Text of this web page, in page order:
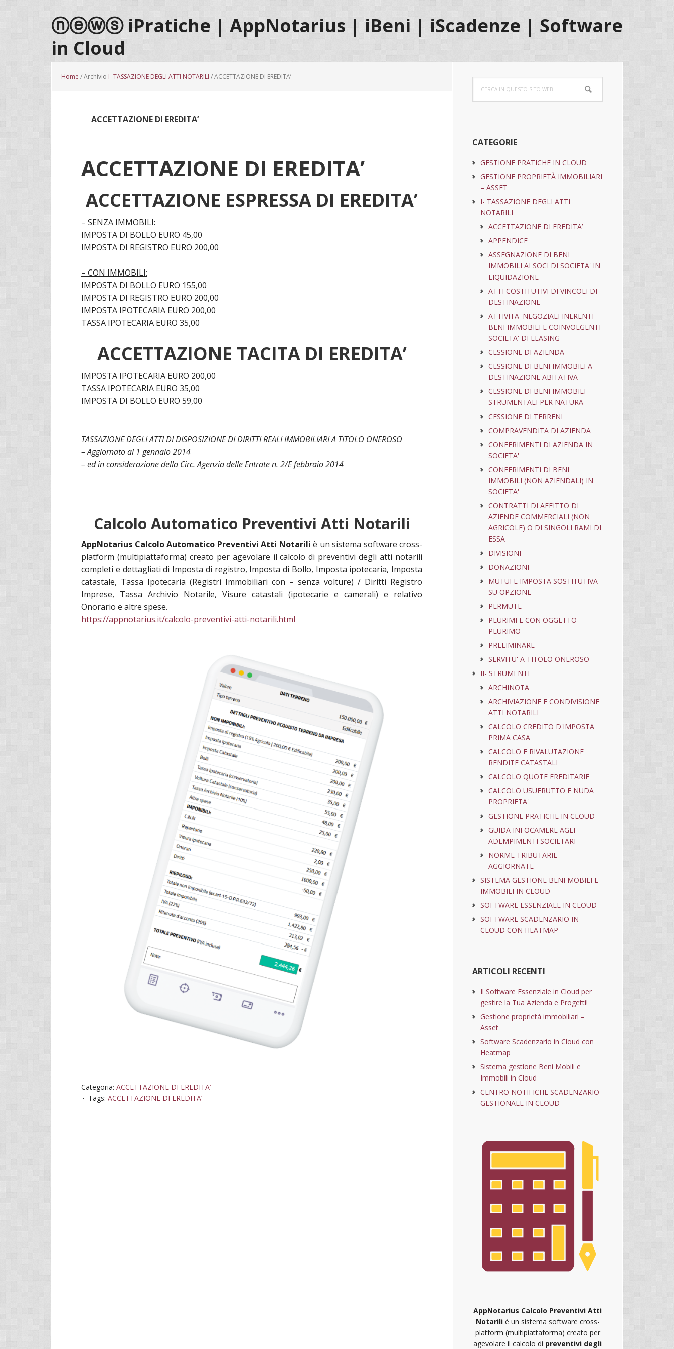
al
contenuto
principale
alla
barra
laterale
primaria
al
piè
di
pagina
ⓝⓔⓦⓢ iPratiche | AppNotarius | iBeni | iScadenze | Software
in Cloud
Home / Archivio I- TASSAZIONE DEGLI ATTI NOTARILI / ACCETTAZIONE DI EREDITA’
ACCETTAZIONE DI EREDITA’
ACCETTAZIONE DI EREDITA’
ACCETTAZIONE ESPRESSA DI EREDITA’
– SENZA IMMOBILI:
IMPOSTA DI BOLLO EURO 45,00
IMPOSTA DI REGISTRO EURO 200,00
– CON IMMOBILI:
IMPOSTA DI BOLLO EURO 155,00
IMPOSTA DI REGISTRO EURO 200,00
IMPOSTA IPOTECARIA EURO 200,00
TASSA IPOTECARIA EURO 35,00
ACCETTAZIONE TACITA DI EREDITA’
IMPOSTA IPOTECARIA EURO 200,00
TASSA IPOTECARIA EURO 35,00
IMPOSTA DI BOLLO EURO 59,00
TASSAZIONE DEGLI ATTI DI DISPOSIZIONE DI DIRITTI REALI IMMOBILIARI A TITOLO ONEROSO
– Aggiornato al 1 gennaio 2014
– ed in considerazione della Circ. Agenzia delle Entrate n. 2/E febbraio 2014
Calcolo Automatico Preventivi Atti Notarili
AppNotarius Calcolo Automatico Preventivi Atti Notarili è un sistema software cross-
platform (multipiattaforma) creato per agevolare il calcolo di preventivi degli atti notarili
completi e dettagliati di Imposta di registro, Imposta di Bollo, Imposta ipotecaria, Imposta
catastale, Tassa Ipotecaria (Registri Immobiliari con – senza volture) / Diritti Registro
Imprese, Tassa Archivio Notarile, Visure catastali (ipotecarie e camerali) e relativo
Onorario e altre spese.
https://appnotarius.it/calcolo-preventivi-atti-notarili.html
Categoria: ACCETTAZIONE DI EREDITA’
Tags: ACCETTAZIONE DI EREDITA’
Barra
laterale
questo
CATEGORIE
GESTIONE PRATICHE IN CLOUD
GESTIONE PROPRIETÀ IMMOBILIARI
– ASSET
I- TASSAZIONE DEGLI ATTI
NOTARILI
ACCETTAZIONE DI EREDITA’
APPENDICE
ASSEGNAZIONE DI BENI
IMMOBILI AI SOCI DI SOCIETA' IN
LIQUIDAZIONE
ATTI COSTITUTIVI DI VINCOLI DI
DESTINAZIONE
ATTIVITA' NEGOZIALI INERENTI
BENI IMMOBILI E COINVOLGENTI
SOCIETA' DI LEASING
CESSIONE DI AZIENDA
CESSIONE DI BENI IMMOBILI A
DESTINAZIONE ABITATIVA
CESSIONE DI BENI IMMOBILI
STRUMENTALI PER NATURA
CESSIONE DI TERRENI
COMPRAVENDITA DI AZIENDA
CONFERIMENTI DI AZIENDA IN
SOCIETA'
CONFERIMENTI DI BENI
IMMOBILI (NON AZIENDALI) IN
SOCIETA'
CONTRATTI DI AFFITTO DI
AZIENDE COMMERCIALI (NON
AGRICOLE) O DI SINGOLI RAMI DI
ESSA
DIVISIONI
DONAZIONI
MUTUI E IMPOSTA SOSTITUTIVA
SU OPZIONE
PERMUTE
PLURIMI E CON OGGETTO
PLURIMO
PRELIMINARE
SERVITU' A TITOLO ONEROSO
II- STRUMENTI
ARCHINOTA
ARCHIVIAZIONE E CONDIVISIONE
ATTI NOTARILI
CALCOLO CREDITO D'IMPOSTA
PRIMA CASA
CALCOLO E RIVALUTAZIONE
RENDITE CATASTALI
CALCOLO QUOTE EREDITARIE
CALCOLO USUFRUTTO E NUDA
PROPRIETA'
GESTIONE PRATICHE IN CLOUD
GUIDA INFOCAMERE AGLI
ADEMPIMENTI SOCIETARI
NORME TRIBUTARIE
AGGIORNATE
SISTEMA GESTIONE BENI MOBILI E
IMMOBILI IN CLOUD
SOFTWARE ESSENZIALE IN CLOUD
SOFTWARE SCADENZARIO IN
CLOUD CON HEATMAP
ARTICOLI RECENTI
Il Software Essenziale in Cloud per
gestire la Tua Azienda e Progetti!
Gestione proprietà immobiliari –
Asset
Software Scadenzario in Cloud con
Heatmap
Sistema gestione Beni Mobili e
Immobili in Cloud
CENTRO NOTIFICHE SCADENZARIO
GESTIONALE IN CLOUD
AppNotarius Calcolo Preventivi Atti
Notarili è un sistema software cross-
platform (multipiattaforma) creato per
agevolare il calcolo di preventivi degli